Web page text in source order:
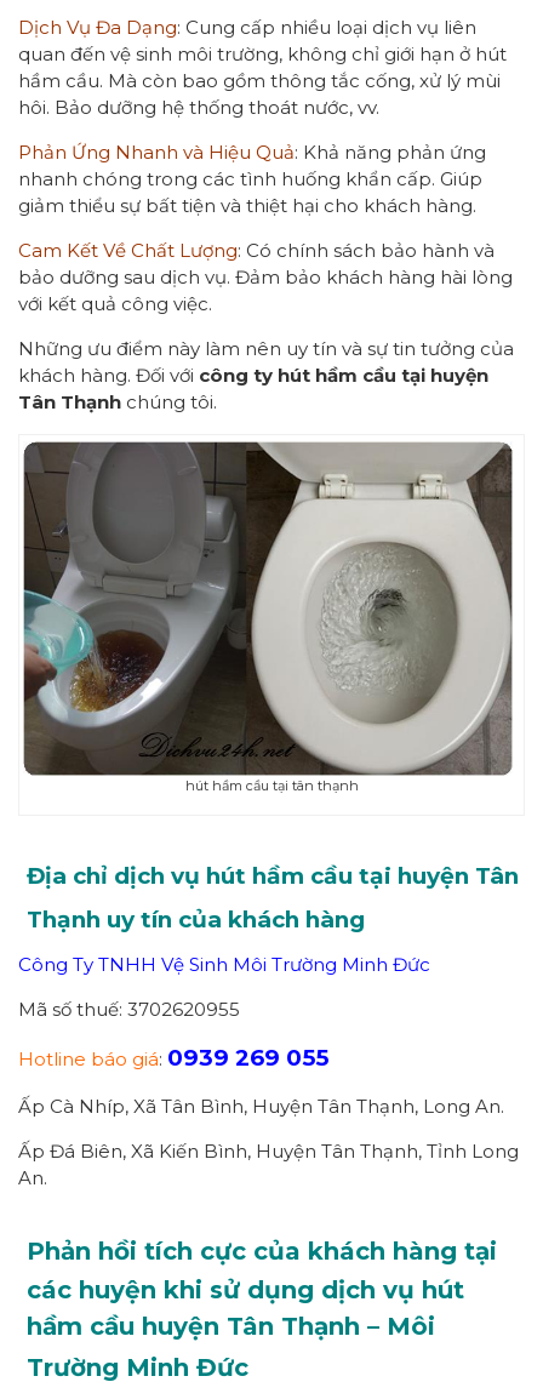
Dịch Vụ Đa Dạng: Cung cấp nhiều loại dịch vụ liên
quan đến vệ sinh môi trường, không chỉ giới hạn ở hút
hầm cầu. Mà còn bao gồm thông tắc cống, xử lý mùi
hôi. Bảo dưỡng hệ thống thoát nước, vv.
Phản Ứng Nhanh và Hiệu Quả: Khả năng phản ứng
nhanh chóng trong các tình huống khẩn cấp. Giúp
giảm thiểu sự bất tiện và thiệt hại cho khách hàng.
Cam Kết Về Chất Lượng: Có chính sách bảo hành và
bảo dưỡng sau dịch vụ. Đảm bảo khách hàng hài lòng
với kết quả công việc.
Những ưu điểm này làm nên uy tín và sự tin tưởng của
khách hàng. Đối với công ty hút hầm cầu tại huyện
Tân Thạnh chúng tôi.
hút hầm cầu tại tân thạnh
Địa chỉ dịch vụ hút hầm cầu tại huyện Tân
Thạnh uy tín của khách hàng
Công Ty TNHH Vệ Sinh Môi Trường Minh Đức
Mã số thuế: 3702620955
Hotline báo giá: 0939 269 055
Ấp Cà Nhíp, Xã Tân Bình, Huyện Tân Thạnh, Long An.
Ấp Đá Biên, Xã Kiến Bình, Huyện Tân Thạnh, Tỉnh Long
An.
Phản hồi tích cực của khách hàng tại
các huyện khi sử dụng dịch vụ hút
hầm cầu huyện Tân Thạnh – Môi
Trường Minh Đức